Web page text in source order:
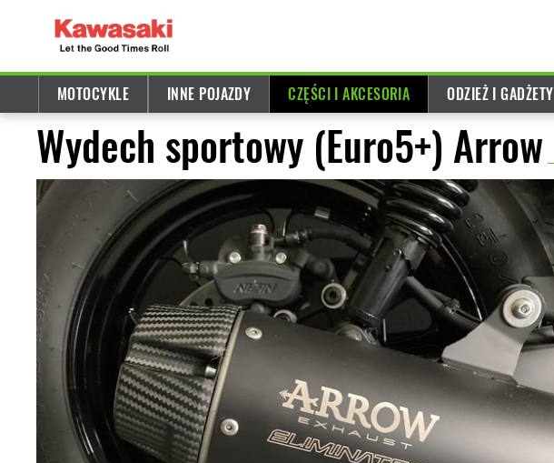
MOTOCYKLE INNE POJAZDY CZĘŚCI I AKCESORIA ODZIEŻ I GADŻETY
Wydech sportowy (Euro5+) Arrow